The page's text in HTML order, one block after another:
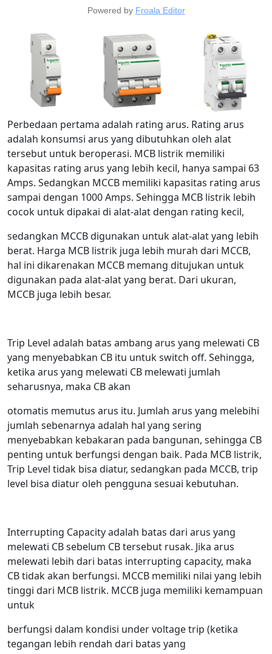
Powered by Froala Editor
Perbedaan pertama adalah rating arus. Rating arus
adalah konsumsi arus yang dibutuhkan oleh alat
tersebut untuk beroperasi. MCB listrik memiliki
kapasitas rating arus yang lebih kecil, hanya sampai 63
Amps. Sedangkan MCCB memiliki kapasitas rating arus
sampai dengan 1000 Amps. Sehingga MCB listrik lebih
cocok untuk dipakai di alat-alat dengan rating kecil,
sedangkan MCCB digunakan untuk alat-alat yang lebih
berat. Harga MCB listrik juga lebih murah dari MCCB,
hal ini dikarenakan MCCB memang ditujukan untuk
digunakan pada alat-alat yang berat. Dari ukuran,
MCCB juga lebih besar.
Trip Level adalah batas ambang arus yang melewati CB
yang menyebabkan CB itu untuk switch off. Sehingga,
ketika arus yang melewati CB melewati jumlah
seharusnya, maka CB akan
otomatis memutus arus itu. Jumlah arus yang melebihi
jumlah sebenarnya adalah hal yang sering
menyebabkan kebakaran pada bangunan, sehingga CB
penting untuk berfungsi dengan baik. Pada MCB listrik,
Trip Level tidak bisa diatur, sedangkan pada MCCB, trip
level bisa diatur oleh pengguna sesuai kebutuhan.
Interrupting Capacity adalah batas dari arus yang
melewati CB sebelum CB tersebut rusak. Jika arus
melewati lebih dari batas interrupting capacity, maka
CB tidak akan berfungsi. MCCB memiliki nilai yang lebih
tinggi dari MCB listrik. MCCB juga memiliki kemampuan
untuk
berfungsi dalam kondisi under voltage trip (ketika
tegangan lebih rendah dari batas yang